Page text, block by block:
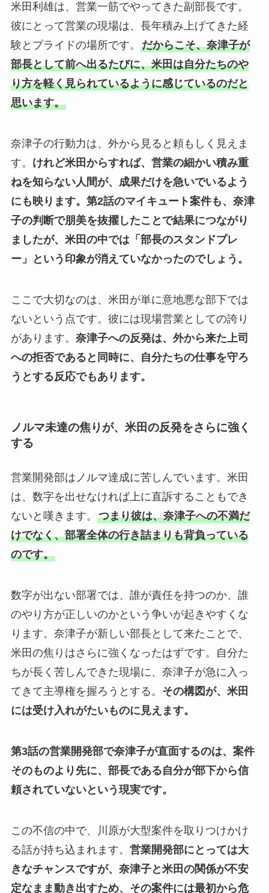
米田利雄は、営業一筋でやってきた副部長です。
彼にとって営業の現場は、長年積み上げてきた経
験とプライドの場所です。 だからこそ、奈津子が
部長として前へ出るたびに、米田は自分たちのや
り方を軽く見られているように感じているのだと
思います。
奈津子の行動力は、外から見ると頼もしく見えま
す。 けれど米田からすれば、営業の細かい積み重
ねを知らない人間が、成果だけを急いでいるよう
にも映ります。 第2話のマイキュート案件も、奈津
子の判断で朋美を抜擢したことで結果につながり
ましたが、米田の中では「部長のスタンドプレ
ー」という印象が消えていなかったのでしょう。
ここで大切なのは、米田が単に意地悪な部下では
ないという点です。彼には現場営業としての誇り
があります。 奈津子への反発は、外から来た上司
への拒否であると同時に、自分たちの仕事を守ろ
うとする反応でもあります。
ノルマ未達の焦りが、米田の反発をさらに強く
する
営業開発部はノルマ達成に苦しんでいます。米田
は、数字を出せなければ上に直訴することもでき
ないと嘆きます。 つまり彼は、奈津子への不満だ
けでなく、部署全体の行き詰まりも背負っている
のです。
数字が出ない部署では、誰が責任を持つのか、誰
のやり方が正しいのかという争いが起きやすくな
ります。奈津子が新しい部長として来たことで、
米田の焦りはさらに強くなったはずです。自分た
ちが長く苦しんできた現場に、奈津子が急に入っ
てきて主導権を握ろうとする。 その構図が、米田
には受け入れがたいものに見えます。
第3話の営業開発部で奈津子が直面するのは、案件
そのものより先に、部長である自分が部下から信
頼されていないという現実です。
この不信の中で、川原が大型案件を取りつけかけ
る話が持ち込まれます。 営業開発部にとっては大
きなチャンスですが、奈津子と米田の関係が不安
定なまま動き出すため、その案件には最初から危